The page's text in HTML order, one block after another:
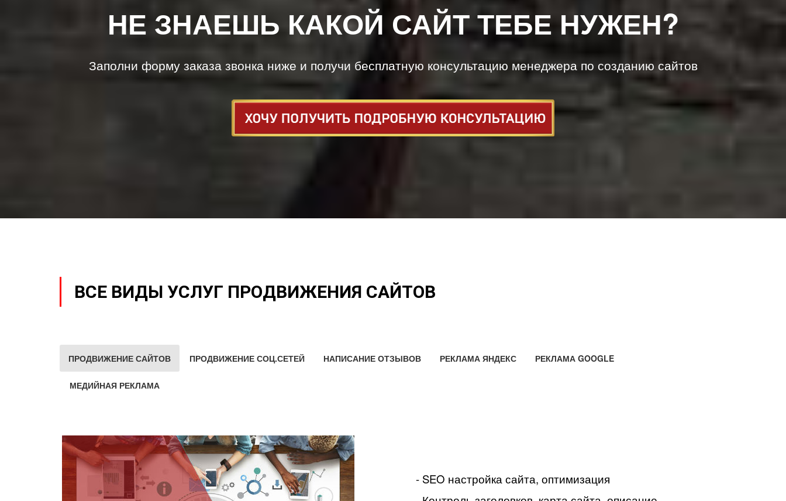
НЕ ЗНАЕШЬ КАКОЙ САЙТ ТЕБЕ НУЖЕН?
Заполни форму заказа звонка ниже и получи бесплатную консультацию менеджера по созданию сайтов
ВСЕ ВИДЫ УСЛУГ ПРОДВИЖЕНИЯ САЙТОВ
ПРОДВИЖЕНИЕ САЙТОВ ПРОДВИЖЕНИЕ СОЦ.СЕТЕЙ НАПИСАНИЕ ОТЗЫВОВ РЕКЛАМА ЯНДЕКС РЕКЛАМА GOOGLE
МЕДИЙНАЯ РЕКЛАМА
- SEO настройка сайта, оптимизация